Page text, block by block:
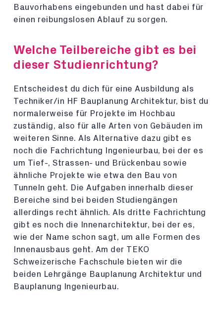
Bauvorhabens eingebunden und hast dabei für
einen reibungslosen Ablauf zu sorgen.
Welche Teilbereiche gibt es bei
dieser Studienrichtung?
Entscheidest du dich für eine Ausbildung als
Techniker/in HF Bauplanung Architektur, bist du
normalerweise für Projekte im Hochbau
zuständig, also für alle Arten von Gebäuden im
weiteren Sinne. Als Alternative dazu gibt es
noch die Fachrichtung Ingenieurbau, bei der es
um Tief-, Strassen- und Brückenbau sowie
ähnliche Projekte wie etwa den Bau von
Tunneln geht. Die Aufgaben innerhalb dieser
Bereiche sind bei beiden Studiengängen
allerdings recht ähnlich. Als dritte Fachrichtung
gibt es noch die Innenarchitektur, bei der es,
wie der Name schon sagt, um alle Formen des
Innenausbaus geht. Am der TEKO
Schweizerische Fachschule bieten wir die
beiden Lehrgänge Bauplanung Architektur und
Bauplanung Ingenieurbau.